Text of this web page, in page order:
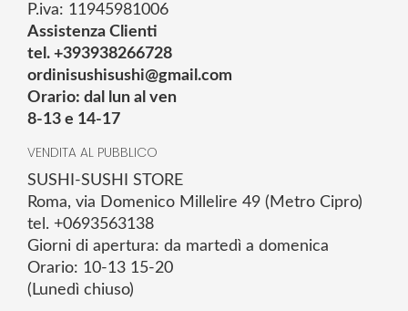
P.iva: 11945981006
Assistenza Clienti
tel. +393938266728
ordinisushisushi@gmail.com
Orario: dal lun al ven
8-13 e 14-17
VENDITA AL PUBBLICO
SUSHI-SUSHI STORE
Roma, via Domenico Millelire 49 (Metro Cipro)
tel. +0693563138
Giorni di apertura: da martedì a domenica
Orario: 10-13 15-20
(Lunedì chiuso)